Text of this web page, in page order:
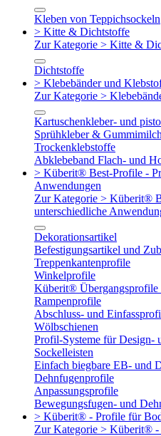
Kleben von Teppichsockeln
> Kitte & Dichtstoffe
Zur Kategorie > Kitte &
Dichtstoffe
> Klebebänder und
Zur Kategorie >
Kartuschenkleber- und
Sprühkleber & Gummimilch
Trockenklebstoffe
Abklebeband Flach- und
> Küberit® Best-Profile -
Anwendungen
Zur Kategorie > Küberit®
unterschiedliche
Dekorationsartikel
Befestigungsartikel und
Treppenkantenprofile
Winkelprofile
Küberit® Übergangsprofile
Rampenprofile
Abschluss- und
Wölbschienen
Profil-Systeme für Design-
Sockelleisten
Einfach biegbare EB- und
Dehnfugenprofile
Anpassungsprofile
Bewegungsfugen- und
> Küberit® - Profile für
Zur Kategorie > Küberit® -